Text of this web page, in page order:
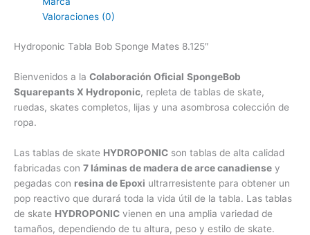
Valoraciones (0)
Hydroponic Tabla Bob Sponge Mates 8.125″
Bienvenidos a la Colaboración Oficial SpongeBob
Squarepants X Hydroponic, repleta de tablas de skate,
ruedas, skates completos, lijas y una asombrosa colección de
ropa.
Las tablas de skate HYDROPONIC son tablas de alta calidad
fabricadas con 7 láminas de madera de arce canadiense y
pegadas con resina de Epoxi ultrarresistente para obtener un
pop reactivo que durará toda la vida útil de la tabla. Las tablas
de skate HYDROPONIC vienen en una amplia variedad de
tamaños, dependiendo de tu altura, peso y estilo de skate.